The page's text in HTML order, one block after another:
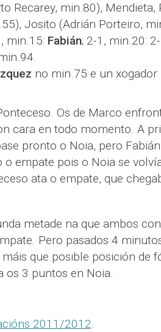
Recarey, min.80), Mendieta,
Josito (Adrián Porteiro,
min.15: Fabián; 2-1, min.20:
no min.75 e un xogador
Os de Marco
cara en todo momento. A
pronto o Noia, pero
empate pois o Noia se
ata o empate, que
metade na que ambos
Pero pasados 4
que posible posición de
os 3 puntos en Noia.
2011/2012.